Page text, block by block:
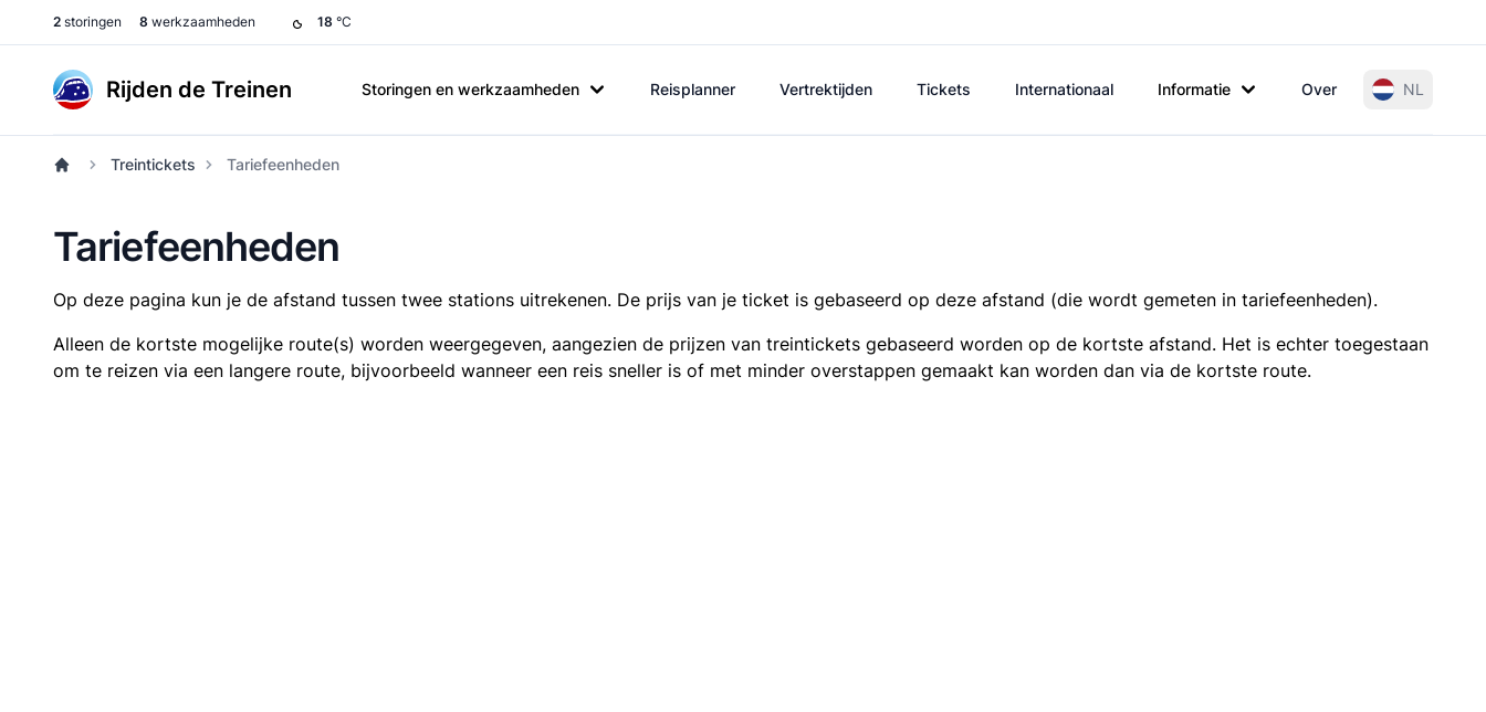
2 storingen 8 werkzaamheden 18 °C
Rijden de Treinen Storingen en werkzaamheden Reisplanner Vertrektijden Tickets Internationaal Informatie Over NL
Treintickets Tariefeenheden
Tariefeenheden
Op deze pagina kun je de afstand tussen twee stations uitrekenen. De prijs van je ticket is gebaseerd op deze afstand (die wordt gemeten in tariefeenheden).
Alleen de kortste mogelijke route(s) worden weergegeven, aangezien de prijzen van treintickets gebaseerd worden op de kortste afstand. Het is echter toegestaan
om te reizen via een langere route, bijvoorbeeld wanneer een reis sneller is of met minder overstappen gemaakt kan worden dan via de kortste route.